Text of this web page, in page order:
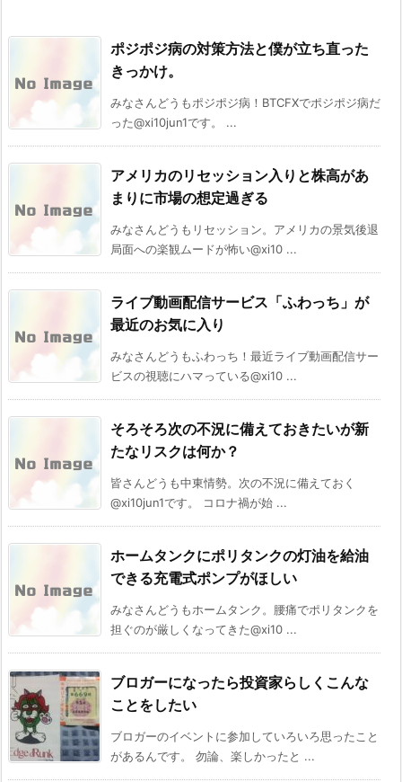
ポジポジ病の対策方法と僕が立ち直った
きっかけ。
みなさんどうもポジポジ病！BTCFXでポジポジ病だ
った@xi10jun1です。 ...
アメリカのリセッション入りと株高があ
まりに市場の想定過ぎる
みなさんどうもリセッション。アメリカの景気後退
局面への楽観ムードが怖い@xi10 ...
ライブ動画配信サービス「ふわっち」が
最近のお気に入り
みなさんどうもふわっち！最近ライブ動画配信サー
ビスの視聴にハマっている@xi10 ...
そろそろ次の不況に備えておきたいが新
たなリスクは何か？
皆さんどうも中東情勢。次の不況に備えておく
@xi10jun1です。 コロナ禍が始 ...
ホームタンクにポリタンクの灯油を給油
できる充電式ポンプがほしい
みなさんどうもホームタンク。腰痛でポリタンクを
担ぐのが厳しくなってきた@xi10 ...
ブロガーになったら投資家らしくこんな
ことをしたい
ブロガーのイベントに参加していろいろ思ったこと
があるんです。 勿論、楽しかったと ...